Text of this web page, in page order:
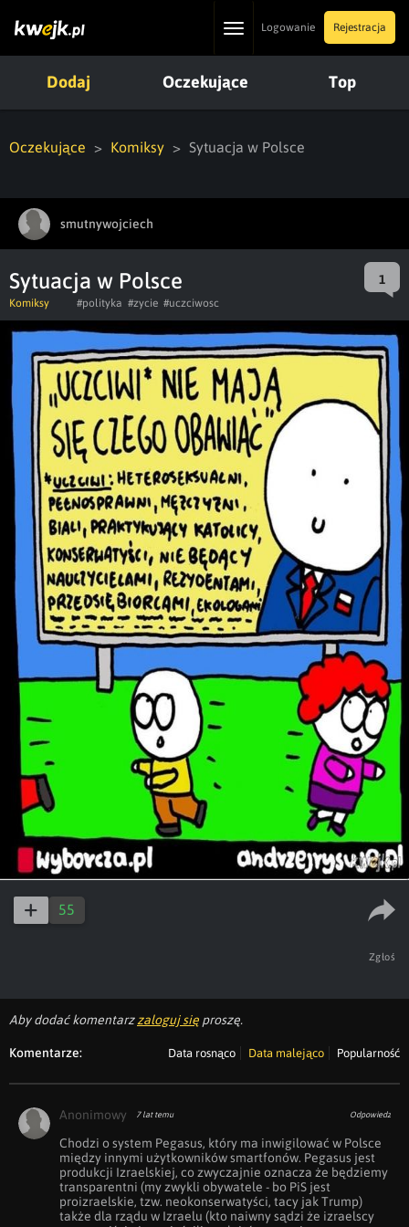
ToggleLogowanie Rejestracja
Dodaj Oczekujące Top
Oczekujące Komiksy Sytuacja w Polsce
smutnywojciech
Sytuacja w Polsce 1
Komiksy #polityka #zycie #uczciwosc
55
Zgłoś
Aby dodać komentarzzaloguj się proszę.
Komentarze: Data rosnąco Data malejąco Popularność
Anonimowy 7 lat temu Odpowiedz
Chodzi o system Pegasus, który ma inwigilować w Polsce
między innymi użytkowników smartfonów. Pegasus jest
produkcji Izraelskiej, co zwyczajnie oznacza że będziemy
transparentni (my zwykli obywatele - bo PiS jest
proizraelskie, tzw. neokonserwatyści, tacy jak Trump)
także dla rządu w Izraelu (kto naiwny sądzi że izraelscy